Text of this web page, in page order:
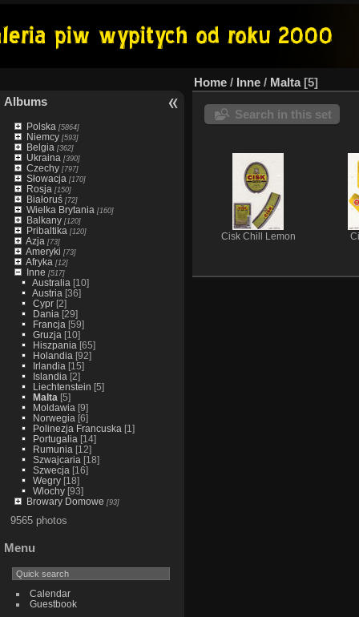
Albums
Polska [5864]
Niemcy[593]
Belgia [362]
Ukraina [390]
Czechy[797]
Słowacja [170]
Rosja [150]
Białoruś[72]
Wielka Brytania [160]
Balkany[120]
Pribaltika [120]
Azja [73]
Ameryki [73]
Afryka [12]
Inne [517]
Australia [10]
Austria [36]
Cypr[2]
Dania [29]
Francja [59]
Gruzja [10]
Hiszpania [65]
Holandia [92]
Irlandia [15]
Islandia [2]
Liechtenstein [5]
Malta [5]
Moldawia [9]
Norwegia [6]
Polinezja Francuska [1]
Portugalia [14]
Rumunia [12]
Szwajcaria [18]
Szwecja [16]
Wegry[18]
Wlochy[93]
Browary Domowe [93]
9565 photos
Menu
Calendar
Guestbook
Home / Inne / Malta 5
Search in this set
Cisk Chill Lemon